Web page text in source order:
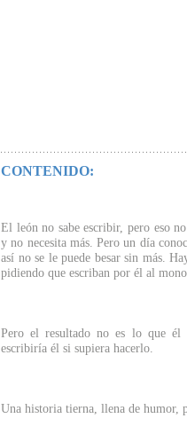
CONTENIDO:
El león no sabe escribir, pero eso
y no necesita más. Pero un día
así no se le puede besar sin más.
pidiendo que escriban por él al
Pero el resultado no es lo que él
escribiría él si supiera hacerlo.
Una historia tierna, llena de humor,